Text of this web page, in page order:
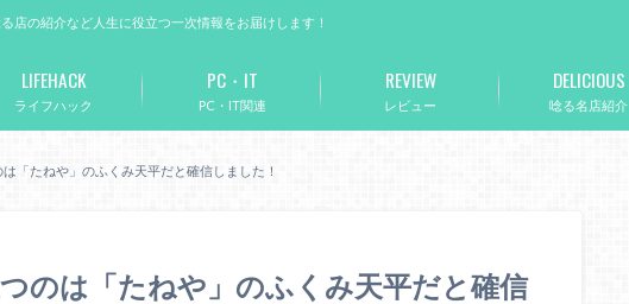
店の紹介など人生に役立つ一次情報をお届けします！
ライフハック
LIFEHACK
PC・IT関連
PC・IT
レビュー
REVIEW
唸る名店紹介
DELICIOUS
「たねや」のふくみ天平だと確信しました！
のは「たねや」のふくみ天平だと確信